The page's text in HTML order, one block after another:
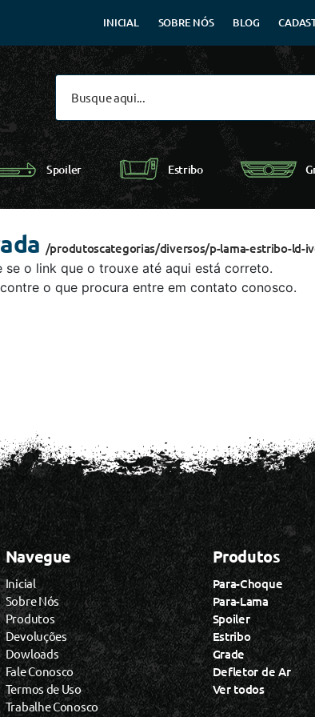
INICIAL SOBRE NÓS BLOG
Spoiler Estribo
/produtoscategorias/diversos/p-lama-estribo-ld-
se o link que o trouxe até aqui está correto.
o que procura entre em contato conosco.
Navegue
Inicial
Sobre Nós
Produtos
Devoluções
Dowloads
Fale Conosco
Termos de Uso
Trabalhe Conosco
Produtos
Para-Choque
Para-Lama
Spoiler
Estribo
Grade
Defletor de Ar
Ver todos